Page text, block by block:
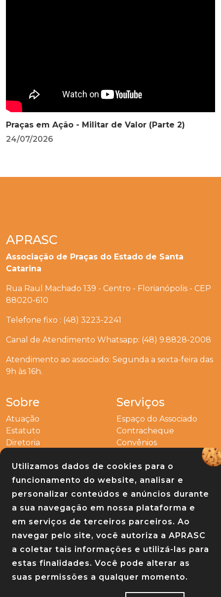
Praças em Ação - Militar de Valor (Parte 2)
24/07/2026
Utilizamos dados de cookies para o
funcionamento do website, analisar e
personalizar conteúdos e anúncios durante
a sua navegação em nossa plataforma e
em serviços de terceiros parceiros. Ao
navegar pelo site, você autoriza a APRASC
a coletar tais informações e utilizá-las para
estas finalidades. Você pode alterar as
suas permissões a qualquer momento.
APRASC
Associação de Praças do Estado de Santa
Catarina
Rua Raul Machado 139 - Centro - Florianópolis - CEP
88020-610
Telefone fixo : (48) 3223-2241
Canal de Atendimento Whatsapp: (48) 9.8828-2008
Atendimento ao associado: Segunda a sexta-feira das
9h às 16h.
Sobre
Atuação
Estatuto
Diretoria
Serviços
Espaço do Associado
Contracheque
Convênios
Outros
Entre em contato
Links
Baixe nosso app